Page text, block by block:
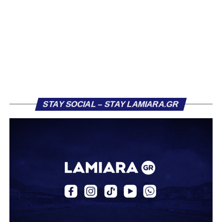
«Ο Α.Ο. Σαρωνικός Αναβύσσου ανακοινώνει την
περσινή σεζόν πραγματοποίησε γεμάτη χρονιά στη Γ’
Στο παρελθόν αγωνίστηκε στην ΑΕΚ Β’, με την οποία
κατέγραψε 10 συμμετοχές στη Super League 2, καθώς
STAY SOCIAL – STAY LAMIARA.GR